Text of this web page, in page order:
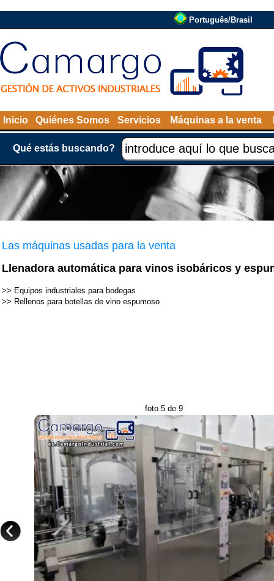
Português/Brasil
Inicio Quiénes Somos Servicios Máquinas a la venta
Qué estás buscando?
Las máquinas usadas para la venta
Llenadora automática para vinos isobáricos y
>> Equipos industriales para bodegas
>> Rellenos para botellas de vino espumoso
foto 5 de 9